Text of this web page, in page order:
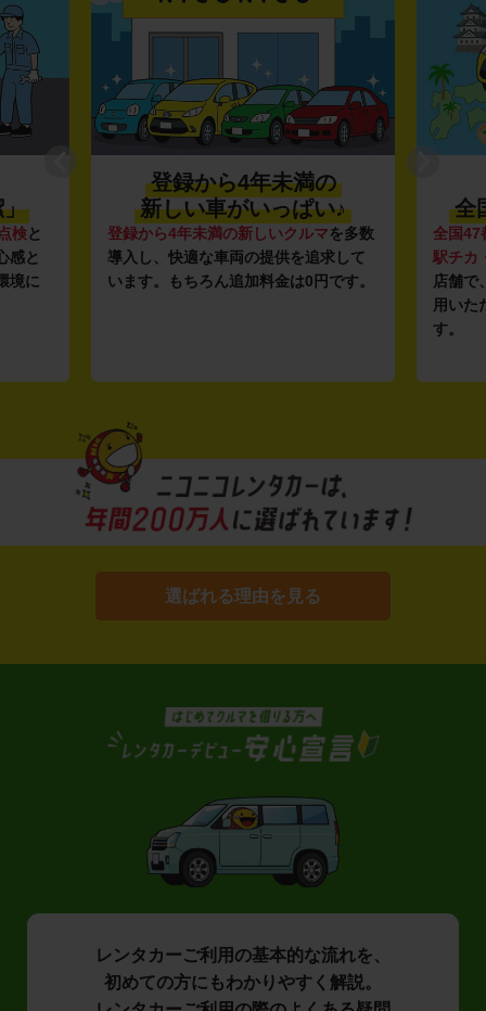
」
検と
感と
境に
登録から4年未満の
新しい車がいっぱい♪
登録から4年未満の新しいクルマを多数
導入し、快適な車両の提供を追求して
います。もちろん追加料金は0円です。
全
全国47
駅チカ
店舗で
用いた
す。
選ばれる理由を見る
レンタカーご利用の基本的な流れを、
初めての方にもわかりやすく解説。